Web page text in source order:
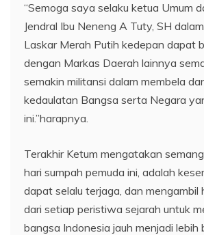
“Semoga saya selaku ketua Umum
Jendral Ibu Neneng A Tuty, SH
Laskar Merah Putih kedepan dapat
dengan Markas Daerah lainnya
semakin militansi dalam membela
kedaulatan Bangsa serta Negara
ini.”harapnya.
Terakhir Ketum mengatakan
hari sumpah pemuda ini, adalah
dapat selalu terjaga, dan mengambil
dari setiap peristiwa sejarah untuk
bangsa Indonesia jauh menjadi lebih